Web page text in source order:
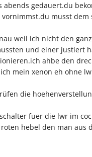
abends gedauert.du
musst
weil ich nicht den
und einer justiert
ahbe den
mein xenon eh ohne
die
fuer die lwr im
hebel den man